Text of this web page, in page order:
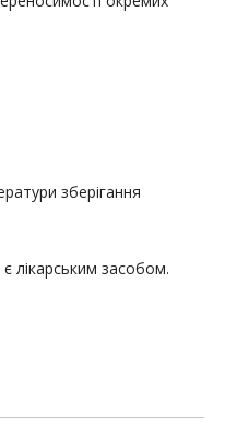
зберігання
лікарським засобом.